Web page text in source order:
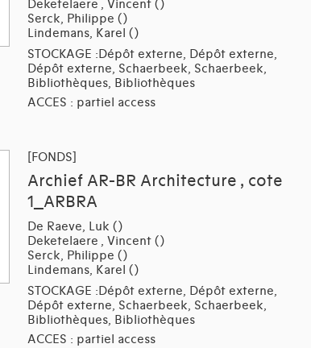
Deketelaere , Vincent ()
Serck, Philippe ()
Lindemans, Karel ()
STOCKAGE :Dépôt externe, Dépôt externe,
Dépôt externe, Schaerbeek, Schaerbeek,
Bibliothèques, Bibliothèques
ACCES : partiel access
[FONDS]
Archief AR-BR Architecture , cote
1_ARBRA
De Raeve, Luk ()
Deketelaere , Vincent ()
Serck, Philippe ()
Lindemans, Karel ()
STOCKAGE :Dépôt externe, Dépôt externe,
Dépôt externe, Schaerbeek, Schaerbeek,
Bibliothèques, Bibliothèques
ACCES : partiel access